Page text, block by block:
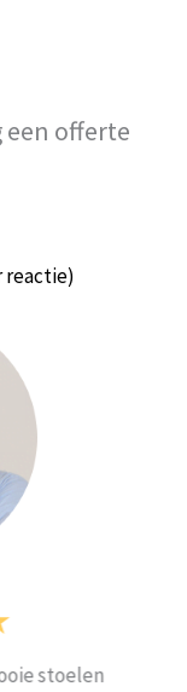
een offerte
reactie)
stoelen